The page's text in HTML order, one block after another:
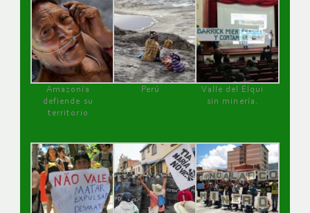
Amazonía
defiende su
territorio
Perú
Valle del Elqui
sin minería.